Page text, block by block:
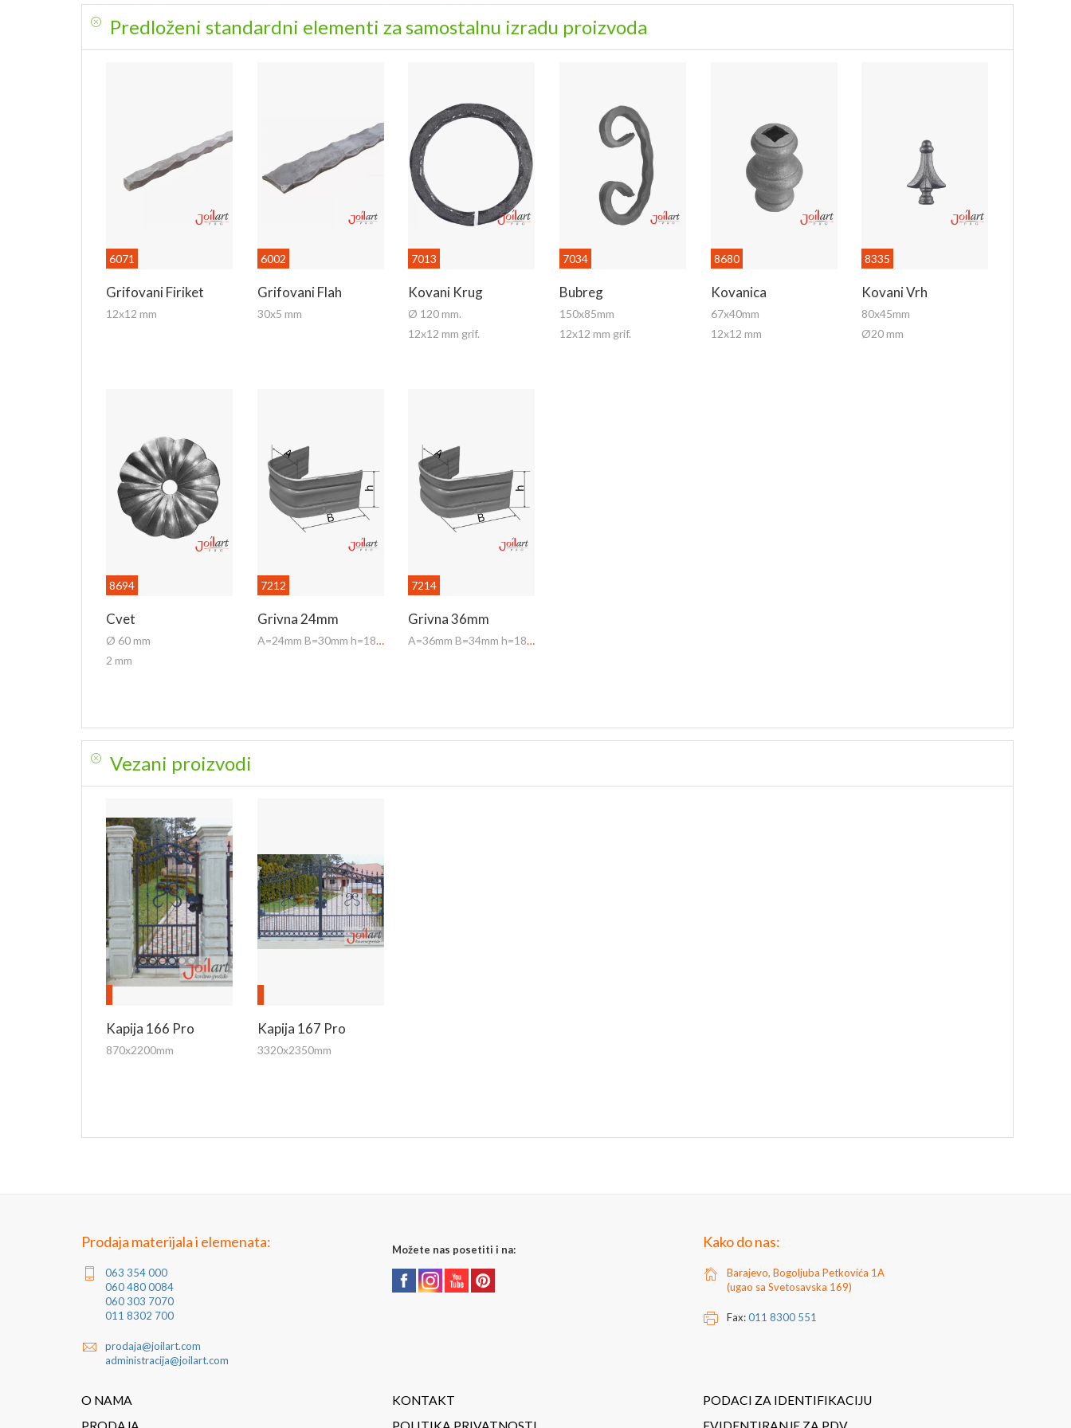
Predloženi standardni elementi za samostalnu izradu proizvoda
6071
Grifovani Firiket
12x12 mm
6002
Grifovani Flah
30x5 mm
7013
Kovani Krug
Ø 120 mm.
12x12 mm grif.
7034
Bubreg
150x85mm
12x12 mm grif.
8680
Kovanica
67x40mm
12x12 mm
8335
Kovani Vrh
80x45mm
Ø20 mm
8694
Cvet
Ø 60 mm
2 mm
7212
Grivna 24mm
A=24mm B=30mm h=18mm
7214
Grivna 36mm
A=36mm B=34mm h=18mm
Vezani proizvodi
Kapija 166 Pro
870x2200mm
Kapija 167 Pro
3320x2350mm
Prodaja materijala i elemenata:
063 354 000
060 480 0084
060 303 7070
011 8302 700
prodaja@joilart.com
administracija@joilart.com
Možete nas posetiti i na: Kako do nas:
Barajevo, Bogoljuba Petkovića 1A
(ugao sa Svetosavska 169)
Fax:011 8300 551
O NAMA
KONTAKT
PODACI ZA IDENTIFIKACIJU